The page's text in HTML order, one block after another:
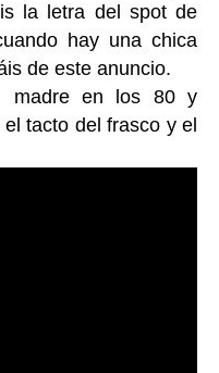
la letra del spot de
hay una chica
de este anuncio.
madre en los 80 y
tacto del frasco y el